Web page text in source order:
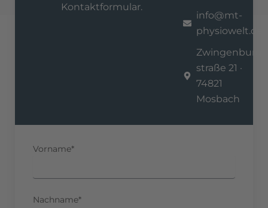
Kontaktformular.
info@mt-
physiowelt.de
Zwingenburg­
straße 21 ·
74821
Mosbach
Vorname*
Nachname*